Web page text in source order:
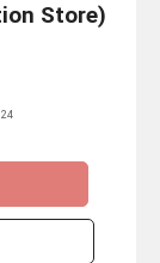
Store)